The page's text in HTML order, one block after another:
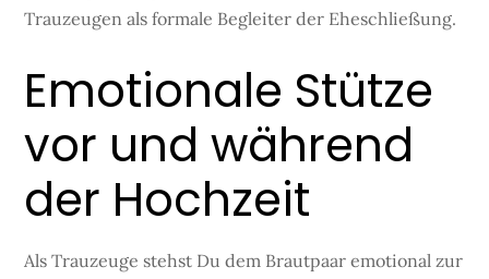
Trauzeugen als formale Begleiter der Eheschließung.
Emotionale Stütze
vor und während
der Hochzeit
Als Trauzeuge stehst Du dem Brautpaar emotional zur